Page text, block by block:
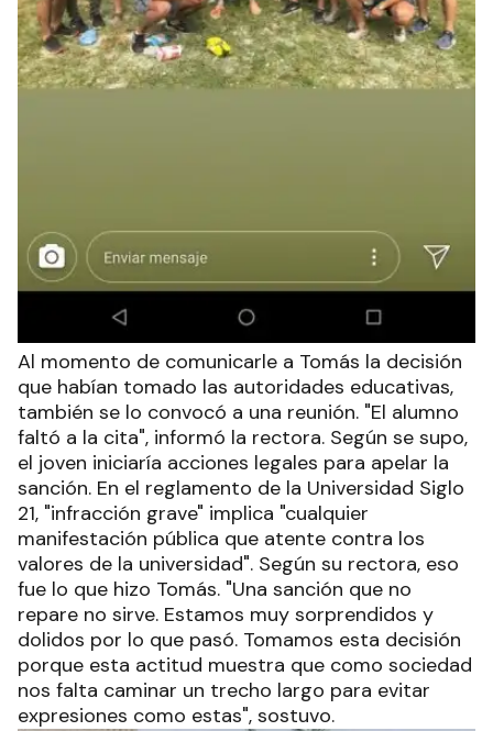
Al momento de comunicarle a Tomás la decisión
que habían tomado las autoridades educativas,
también se lo convocó a una reunión. "El alumno
faltó a la cita", informó la rectora. Según se supo,
el joven iniciaría acciones legales para apelar la
sanción. En el reglamento de la Universidad Siglo
21, "infracción grave" implica "cualquier
manifestación pública que atente contra los
valores de la universidad". Según su rectora, eso
fue lo que hizo Tomás. "Una sanción que no
repare no sirve. Estamos muy sorprendidos y
dolidos por lo que pasó. Tomamos esta decisión
porque esta actitud muestra que como sociedad
nos falta caminar un trecho largo para evitar
expresiones como estas", sostuvo.